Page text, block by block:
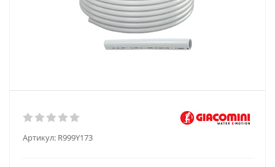
Артикул: R999Y173